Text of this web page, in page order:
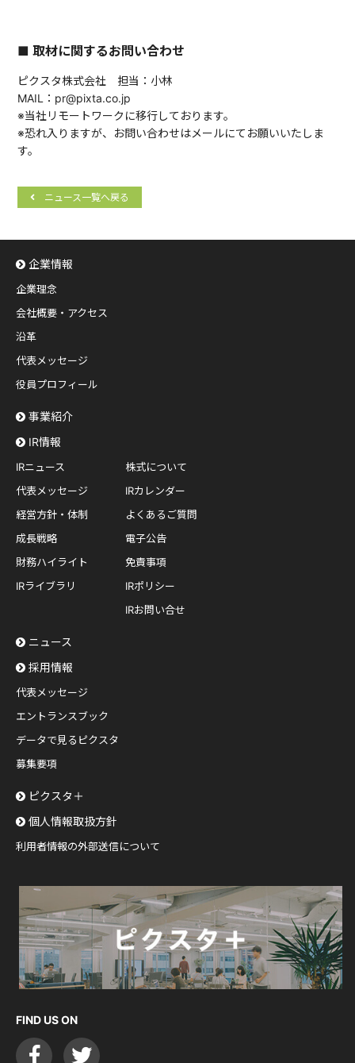
■ 取材に関するお問い合わせ
ピクスタ株式会社 担当：小林
MAIL：pr@pixta.co.jp
※当社リモートワークに移行しております。
※恐れ入りますが、お問い合わせはメールにてお願いいたしま
す。
ニュース一覧へ戻る
企業情報
企業理念
会社概要・アクセス
沿革
代表メッセージ
役員プロフィール
事業紹介
IR情報
IRニュース
代表メッセージ
経営方針・体制
成長戦略
財務ハイライト
IRライブラリ
株式について
IRカレンダー
よくあるご質問
電子公告
免責事項
IRポリシー
IRお問い合せ
ニュース
採用情報
代表メッセージ
エントランスブック
データで見るピクスタ
募集要項
ピクスタ＋
個人情報取扱方針
利用者情報の外部送信について
FIND US ON